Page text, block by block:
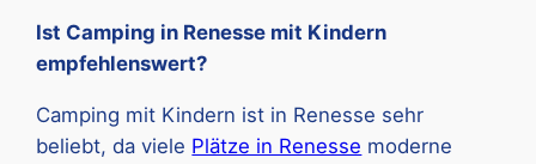
Ist Camping in Renesse mit Kindern
empfehlenswert?
Camping mit Kindern ist in Renesse sehr
beliebt, da viele Plätze in Renesse moderne